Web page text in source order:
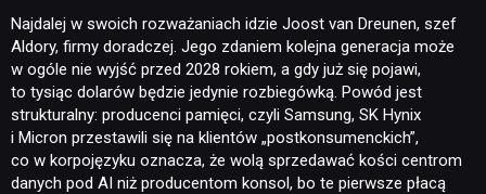
Najdalej w swoich rozważaniach idzie Joost van Dreunen, szef
Aldory, firmy doradczej. Jego zdaniem kolejna generacja może
w ogóle nie wyjść przed 2028 rokiem, a gdy już się pojawi,
to tysiąc dolarów będzie jedynie rozbiegówką. Powód jest
strukturalny: producenci pamięci, czyli Samsung, SK Hynix
i Micron przestawili się na klientów „postkonsumenckich”,
co w korpojęzyku oznacza, że wolą sprzedawać kości centrom
danych pod AI niż producentom konsol, bo te pierwsze płacą